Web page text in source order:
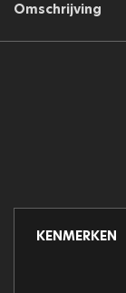
Omschrijving
KENMERKEN